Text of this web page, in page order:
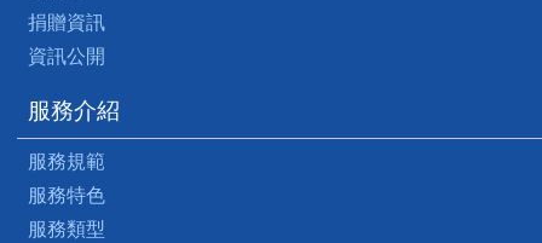
捐贈資訊
資訊公開
服務介紹
服務規範
服務特色
服務類型